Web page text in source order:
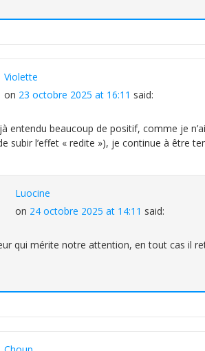
Violette
on 23 octobre 2025 at 16:11 said:
entendu beaucoup de positif, comme je
subir l’effet « redite »), je continue à être
Luocine
on 24 octobre 2025 at 14:11 said:
qui mérite notre attention, en tout cas il